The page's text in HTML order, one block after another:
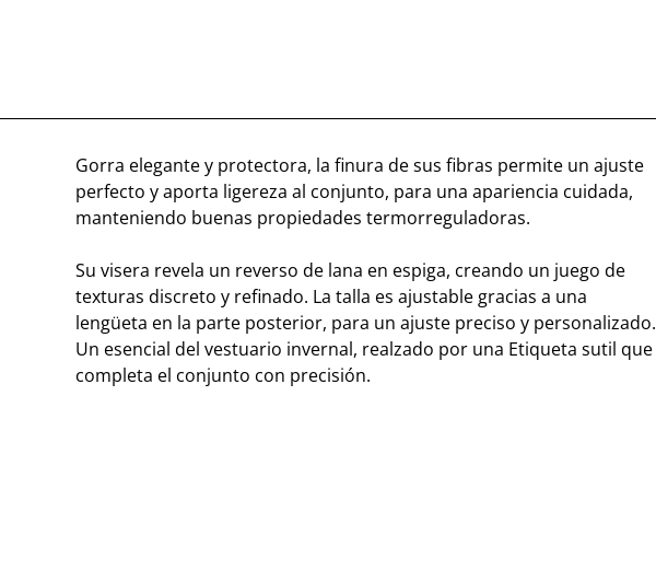
Gorra elegante y protectora, la finura de sus fibras permite un ajuste
perfecto y aporta ligereza al conjunto, para una apariencia cuidada,
manteniendo buenas propiedades termorreguladoras.
Su visera revela un reverso de lana en espiga, creando un juego de
texturas discreto y refinado. La talla es ajustable gracias a una
lengüeta en la parte posterior, para un ajuste preciso y personalizado.
Un esencial del vestuario invernal, realzado por una Etiqueta sutil que
completa el conjunto con precisión.